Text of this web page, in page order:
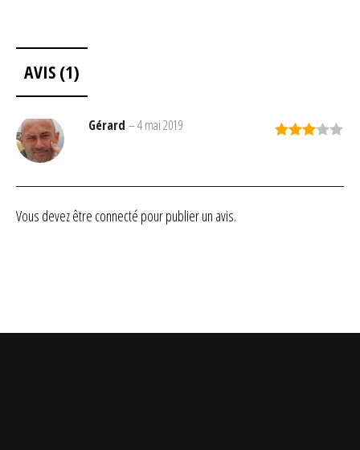
AVIS (1)
Gérard –4 mai 2019
Vous devez être connecté pour publier un avis.